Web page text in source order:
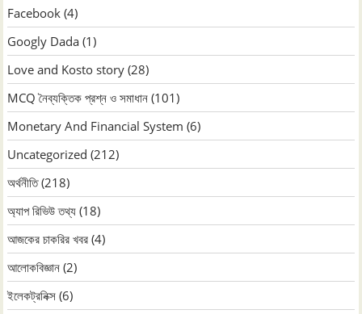
Facebook (4)
Googly Dada (1)
Love and Kosto story (28)
MCQ নৈব্যক্তিক প্রশ্ন ও সমাধান (101)
Monetary And Financial System (6)
Uncategorized (212)
অর্থনীতি(218)
অ্যাপ রিভিউ তথ্য (18)
আজকের চাকরির খবর (4)
আলোকবিজ্ঞান (2)
ইলেকট্রনিক্স (6)